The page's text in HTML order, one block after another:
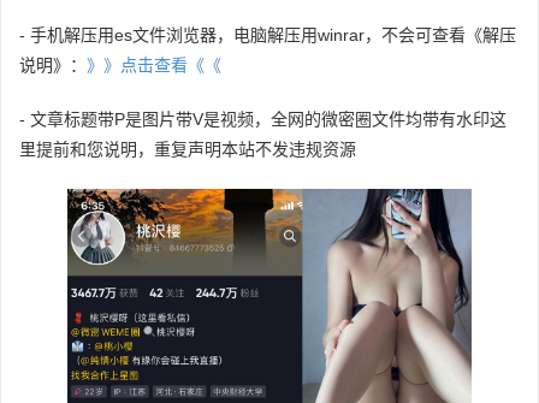
- 手机解压用es文件浏览器，电脑解压用winrar，不会可查看《解压
说明》： 》》点击查看《《
- 文章标题带P是图片带V是视频，全网的微密圈文件均带有水印这
里提前和您说明，重复声明本站不发违规资源